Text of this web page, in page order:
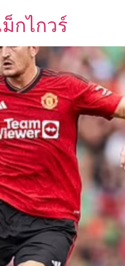
กไกวร์